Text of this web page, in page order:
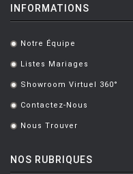
INFORMATIONS
. Notre Équipe
. Listes Mariages
. Showroom Virtuel 360°
. Contactez-Nous
. Nous Trouver
NOS RUBRIQUES